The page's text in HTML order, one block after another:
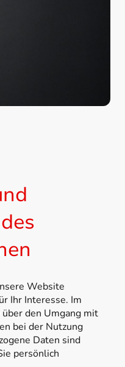
Website
Ihr Interesse. Im
den Umgang mit
bei der Nutzung
Daten sind
persönlich